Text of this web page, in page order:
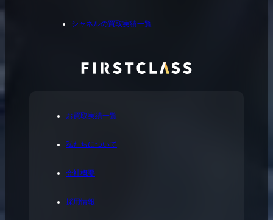
お買取実績一覧
私たちについて
会社概要
採用情報
シャネルの買取実績一覧